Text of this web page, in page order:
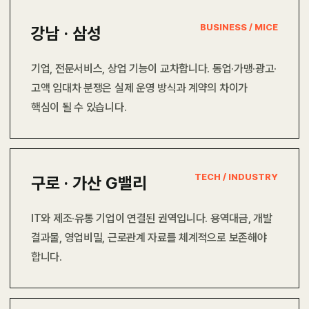
강남 · 삼성 BUSINESS / MICE
기업, 전문서비스, 상업 기능이 교차합니다. 동업·가맹·광고·
고액 임대차 분쟁은 실제 운영 방식과 계약의 차이가
핵심이 될 수 있습니다.
구로 · 가산 G밸리 TECH / INDUSTRY
IT와 제조·유통 기업이 연결된 권역입니다. 용역대금, 개발
결과물, 영업비밀, 근로관계 자료를 체계적으로 보존해야
합니다.